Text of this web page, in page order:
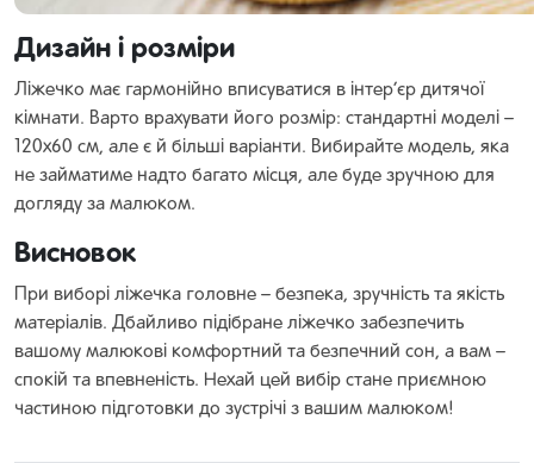
Дизайн і розміри
Ліжечко має гармонійно вписуватися в інтер’єр дитячої
кімнати. Варто врахувати його розмір: стандартні моделі –
120х60 см, але є й більші варіанти. Вибирайте модель, яка
не займатиме надто багато місця, але буде зручною для
догляду за малюком.
Висновок
При виборі ліжечка головне – безпека, зручність та якість
матеріалів. Дбайливо підібране ліжечко забезпечить
вашому малюкові комфортний та безпечний сон, а вам –
спокій та впевненість. Нехай цей вибір стане приємною
частиною підготовки до зустрічі з вашим малюком!